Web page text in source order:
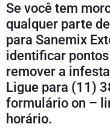
Se você tem
qualquer parte
para Sanemix
identificar
remover a
Ligue para (11)
formulário on –
horário.